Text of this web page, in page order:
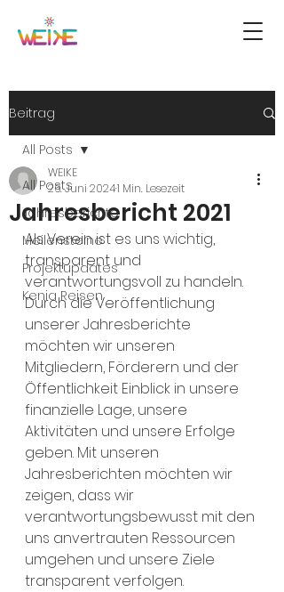
Beitrag
All Posts
Jahresberichte
Meilensteine
Projektupdates
Kenia Reisen
All Posts
Jahresbericht 2021
WEIKE
26. Juni 20241 Min. Lesezeit
Als Verein ist es uns wichtig,
transparent und
verantwortungsvoll zu handeln.
Durch die Veröffentlichung
unserer Jahresberichte
möchten wir unseren
Mitgliedern, Förderern und der
Öffentlichkeit Einblick in unsere
finanzielle Lage, unsere
Aktivitäten und unsere Erfolge
geben. Mit unseren
Jahresberichten möchten wir
zeigen, dass wir
verantwortungsbewusst mit den
uns anvertrauten Ressourcen
umgehen und unsere Ziele
transparent verfolgen.